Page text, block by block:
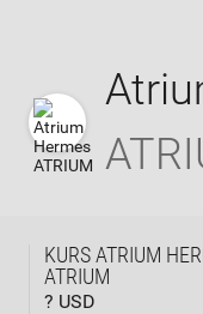
KURS ATRIUM
ATRIUM
? USD